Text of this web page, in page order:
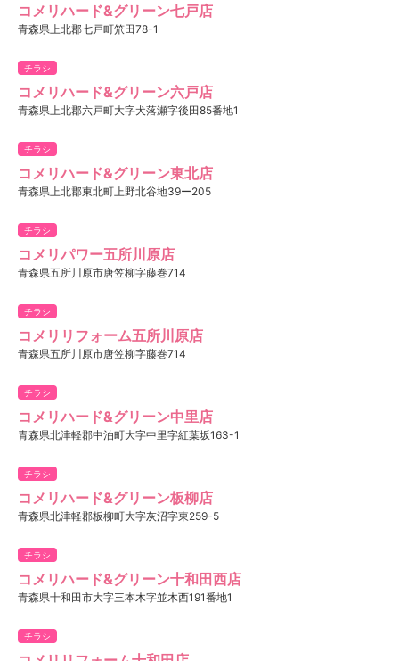
コメリハード&グリーン七戸店
青森県上北郡七戸町笊田78-1
チラシ
コメリハード&グリーン六戸店
青森県上北郡六戸町大字犬落瀬字後田85番地1
チラシ
コメリハード&グリーン東北店
青森県上北郡東北町上野北谷地39ー205
チラシ
コメリパワー五所川原店
青森県五所川原市唐笠柳字藤巻714
チラシ
コメリリフォーム五所川原店
青森県五所川原市唐笠柳字藤巻714
チラシ
コメリハード&グリーン中里店
青森県北津軽郡中泊町大字中里字紅葉坂163-1
チラシ
コメリハード&グリーン板柳店
青森県北津軽郡板柳町大字灰沼字東259-5
チラシ
コメリハード&グリーン十和田西店
青森県十和田市大字三本木字並木西191番地1
チラシ